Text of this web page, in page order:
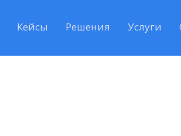
Кейсы Решения Услуги